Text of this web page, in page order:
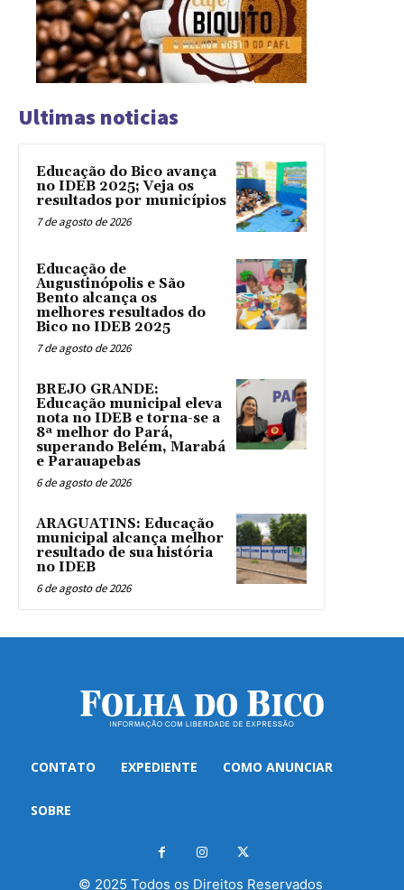
Ultimas noticias
Educação do Bico avança
no IDEB 2025; Veja os
resultados por municípios
7 de agosto de 2026
Educação de
Augustinópolis e São
Bento alcança os
melhores resultados do
Bico no IDEB 2025
7 de agosto de 2026
BREJO GRANDE:
Educação municipal eleva
nota no IDEB e torna-se a
8ª melhor do Pará,
superando Belém, Marabá
e Parauapebas
6 de agosto de 2026
ARAGUATINS: Educação
municipal alcança melhor
resultado de sua história
no IDEB
6 de agosto de 2026
CONTATO EXPEDIENTE COMO ANUNCIAR
SOBRE
© 2025 Todos os Direitos Reservados